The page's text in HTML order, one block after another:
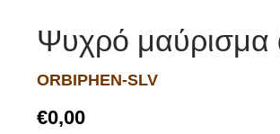
Ψυχρό μαύρισμα
ORBIPHEN-SLV
€